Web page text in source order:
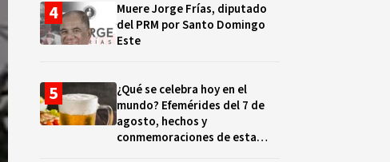
Muere Jorge Frías, diputado
del PRM por Santo Domingo
Este
¿Qué se celebra hoy en el
mundo? Efemérides del 7 de
agosto, hechos y
conmemoraciones de esta